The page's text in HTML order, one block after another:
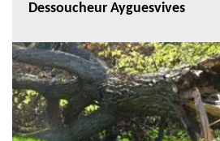
Dessoucheur Ayguesvives